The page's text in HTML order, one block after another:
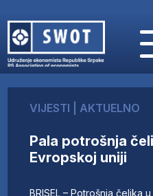
O NAMA
AKTUELNO
ANALIZE
FINANSIJE
VIJESTI AKTUELNO
Pala potrošnja
Evropskoj uniji
BRISEL – Potrošnja čelika